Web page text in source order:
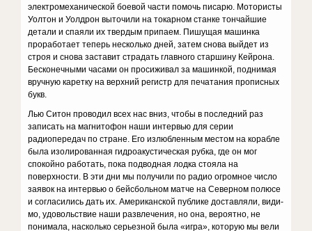
элек­тромеханической боевой части помочь писарю. Мото­ристы
Уолтон и Уолдрон выточили на токарном станке тончайшие
детали и спаяли их твердым припаем. Пишу­щая машинка
проработает теперь несколько дней, за­тем снова выйдет из
строя и снова заставит страдать главного старшину Кейрона.
Бесконечными часами он просиживал за машинкой, поднимая
вручную каретку на верхний регистр для печатания прописных
букв.
Лью Ситон проводил всех нас вниз, чтобы в по­следний раз
записать на магнитофон наши интервью для серии
радиопередач по стране. Его излюбленным местом на корабле
была изолированная гидроакусти­ческая рубка, где он мог
спокойно работать, пока под­водная лодка стояла на
поверхности. В эти дни мы по­лучили по радио огромное число
заявок на интервью о бейсбольном матче на Северном полюсе
и согласи­лись дать их. Американской публике доставляли, види­
мо, удовольствие наши развлечения, но она, вероятно, не
понимала, насколько серьезной была «игра», кото­рую мы вели